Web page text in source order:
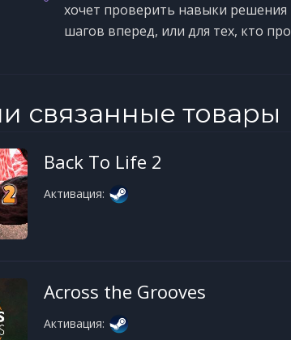
хочет проверить навыки
шагов вперед, или для тех, кто
связанные товары
Back To Life 2
Активация:
Across the Grooves
Активация: